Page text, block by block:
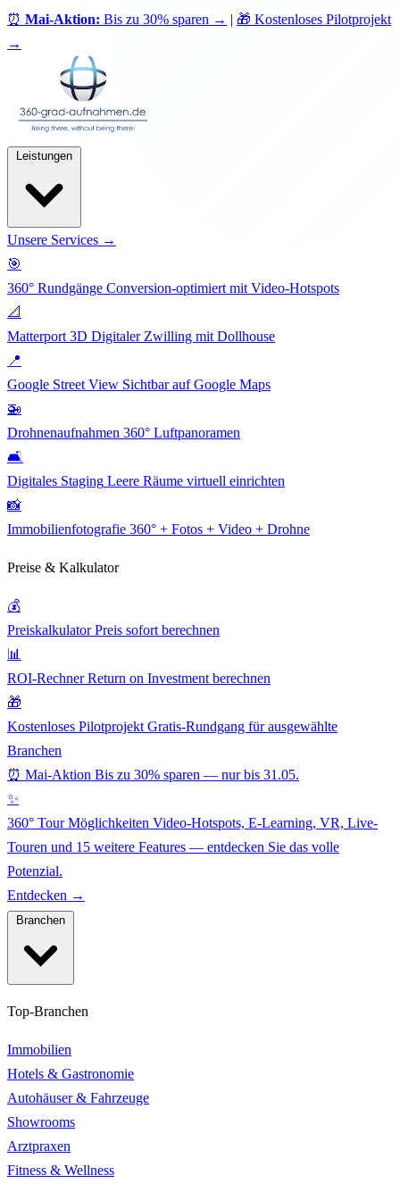
⏰ Mai-Aktion: Bis zu 30% sparen → | 🎁 Kostenloses Pilotprojekt
→
Unsere Services →
🎯
360° Rundgänge Conversion-optimiert mit Video-Hotspots
📐
Matterport 3D Digitaler Zwilling mit Dollhouse
📍
Google Street View Sichtbar auf Google Maps
🚁
Drohnenaufnahmen 360° Luftpanoramen
🛋️
Digitales Staging Leere Räume virtuell einrichten
📸
Immobilienfotografie 360° + Fotos + Video + Drohne
Preise & Kalkulator
💰
Preiskalkulator Preis sofort berechnen
📊
ROI-Rechner Return on Investment berechnen
🎁
Kostenloses Pilotprojekt Gratis-Rundgang für ausgewählte
Branchen
⏰ Mai-Aktion Bis zu 30% sparen — nur bis 31.05.
✨
360° Tour Möglichkeiten Video-Hotspots, E-Learning, VR, Live-
Touren und 15 weitere Features — entdecken Sie das volle
Potenzial.
Entdecken →
Top-Branchen
Immobilien
Hotels & Gastronomie
Autohäuser & Fahrzeuge
Showrooms
Arztpraxen
Fitness & Wellness